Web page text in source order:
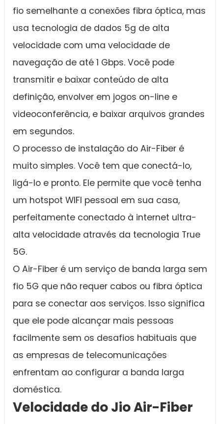
fio semelhante a conexões fibra óptica, mas
usa tecnologia de dados 5g de alta
velocidade com uma velocidade de
navegação de até 1 Gbps. Você pode
transmitir e baixar conteúdo de alta
definição, envolver em jogos on-line e
videoconferência, e baixar arquivos grandes
em segundos.
O processo de instalação do Air-Fiber é
muito simples. Você tem que conectá-lo,
ligá-lo e pronto. Ele permite que você tenha
um hotspot WIFI pessoal em sua casa,
perfeitamente conectado à internet ultra-
alta velocidade através da tecnologia True
5G.
O Air-Fiber é um serviço de banda larga sem
fio 5G que não requer cabos ou fibra óptica
para se conectar aos serviços. Isso significa
que ele pode alcançar mais pessoas
facilmente sem os desafios habituais que
as empresas de telecomunicações
enfrentam ao configurar a banda larga
doméstica.
Velocidade do Jio Air-Fiber